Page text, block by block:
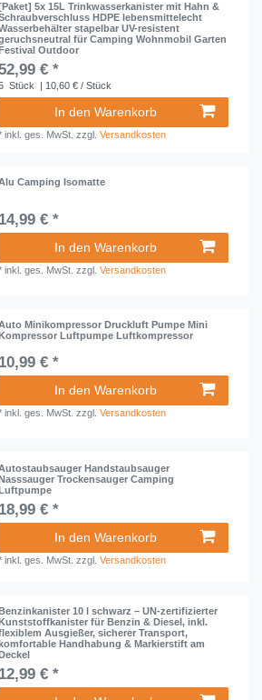
[Paket] 5x 15L Trinkwasserkanister mit Hahn &
HDPE lebensmittelecht
stapelbar UV-resistent
für Camping Wohnmobil Garten
Festival Outdoor
€ *
Stück | 10,60 € / Stück
In den Warenkorb
inkl. ges. MwSt. zzgl.Versandkosten
Camping Isomatte
14,99 € *
In den Warenkorb
inkl. ges. MwSt. zzgl.Versandkosten
Minikompressor Druckluft Pumpe Mini
Luftpumpe Luftkompressor
10,99 € *
In den Warenkorb
inkl. ges. MwSt. zzgl.Versandkosten
Handstaubsauger
Trockensauger Camping
18,99 € *
In den Warenkorb
inkl. ges. MwSt. zzgl.Versandkosten
10 l schwarz – UN-zertifizierter
für Benzin & Diesel, inkl.
Ausgießer, sicherer Transport,
Handhabung & Markierstift am
12,99 € *